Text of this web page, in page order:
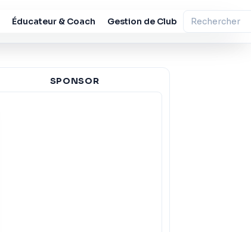
Éducateur & Coach Gestion de Club
SPONSOR